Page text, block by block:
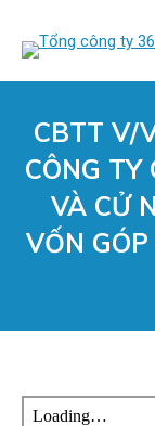
CBTT V/
CÔNG TY
VÀ CỬ
VỐN